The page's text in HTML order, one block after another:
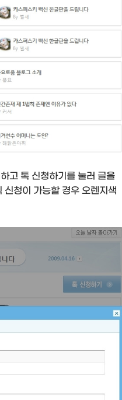
고 톡 신청하기를 눌러 글을
신청이 가능할 경우 오렌지색